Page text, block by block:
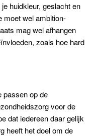
huidkleur, geslacht en
moet wel ambition-
mag wel afhangen
zoals hoe hard
passen op de
voor de
dat iedereen daar gelijk
heeft het doel om de